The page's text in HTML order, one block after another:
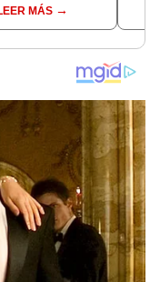
las fechas de
MÁS